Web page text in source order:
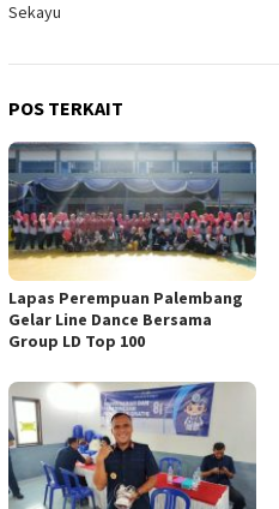
Sekayu
POS TERKAIT
Lapas Perempuan Palembang
Gelar Line Dance Bersama
Group LD Top 100